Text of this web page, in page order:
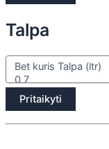
Talpa
Pritaikyti